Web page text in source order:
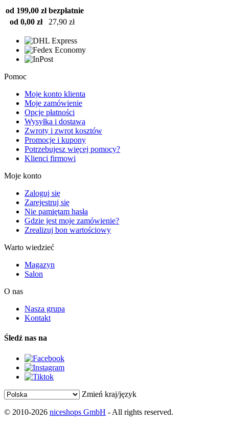
od 199,00 zł bezpłatnie
od 0,00 zł
27,90 zł
Pomoc
Moje konto klienta
Moje zamówienie
Opcje płatności
Wysyłka i dostawa
Zwroty i zwrot kosztów
Promocje i kupony
Potrzebujesz więcej pomocy?
Klienci firmowi
Moje konto
Zaloguj się
Zarejestruj się
Nie pamiętam hasła
Gdzie jest moje zamówienie?
Zrealizuj bon wartościowy
Warto wiedzieć
Magazyn
Salon
O nas
Nasza grupa
Kontakt
Śledź nas na
Zmień kraj/język
© 2010-2026 niceshops GmbH - All rights reserved.